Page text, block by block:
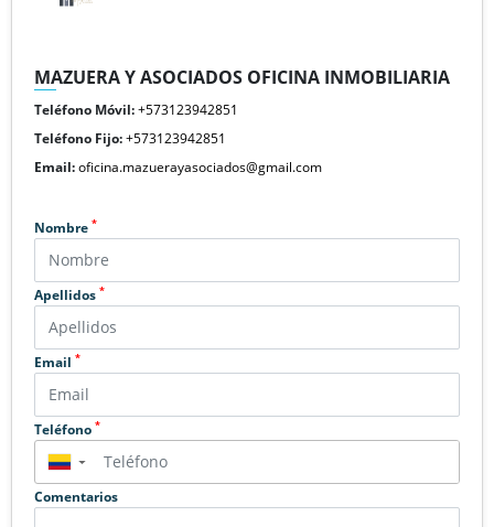
MAZUERA Y ASOCIADOS OFICINA INMOBILIARIA
Teléfono Móvil:+573123942851
Teléfono Fijo:+573123942851
Email:oficina.mazuerayasociados@gmail.com
Nombre *
Apellidos *
Email *
Teléfono *
▼
Comentarios